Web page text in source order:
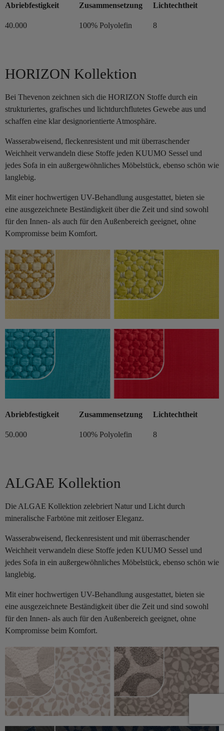
Abriebfestigkeit
40.000
Zusammensetzung
100% Polyolefin
Lichtechtheit
8
HORIZON Kollektion
Bei Thevenon zeichnen sich die HORIZON Stoffe durch ein
strukturiertes, grafisches und lichtdurchflutetes Gewebe aus und
schaffen eine klar designorientierte Atmosphäre.
Wasserabweisend, fleckenresistent und mit überraschender
Weichheit verwandeln diese Stoffe jeden KUUMO Sessel und
jedes Sofa in ein außergewöhnliches Möbelstück, ebenso schön wie
langlebig.
Mit einer hochwertigen UV-Behandlung ausgestattet, bieten sie
eine ausgezeichnete Beständigkeit über die Zeit und sind sowohl
für den Innen- als auch für den Außenbereich geeignet, ohne
Kompromisse beim Komfort.
Abriebfestigkeit
50.000
Zusammensetzung
100% Polyolefin
Lichtechtheit
8
ALGAE Kollektion
Die ALGAE Kollektion zelebriert Natur und Licht durch
mineralische Farbtöne mit zeitloser Eleganz.
Wasserabweisend, fleckenresistent und mit überraschender
Weichheit verwandeln diese Stoffe jeden KUUMO Sessel und
jedes Sofa in ein außergewöhnliches Möbelstück, ebenso schön wie
langlebig.
Mit einer hochwertigen UV-Behandlung ausgestattet, bieten sie
eine ausgezeichnete Beständigkeit über die Zeit und sind sowohl
für den Innen- als auch für den Außenbereich geeignet, ohne
Kompromisse beim Komfort.